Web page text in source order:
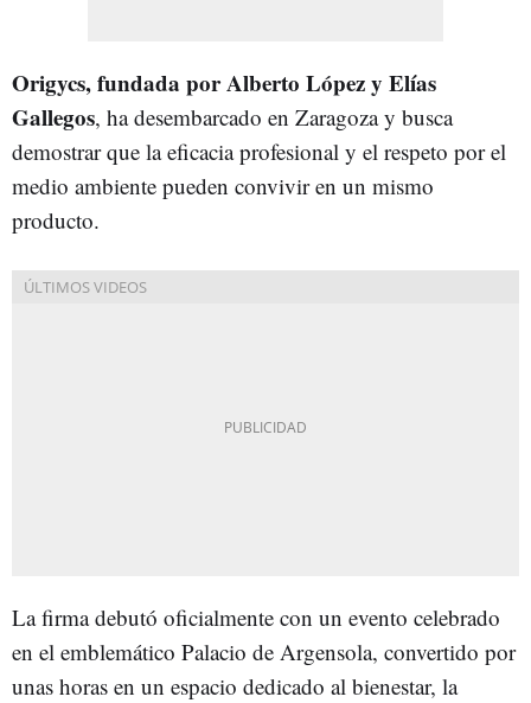
Origycs, fundada por Alberto López y Elías
Gallegos, ha desembarcado en Zaragoza y busca
demostrar que la eficacia profesional y el respeto por el
medio ambiente pueden convivir en un mismo
producto.
La firma debutó oficialmente con un evento celebrado
en el emblemático Palacio de Argensola, convertido por
unas horas en un espacio dedicado al bienestar, la